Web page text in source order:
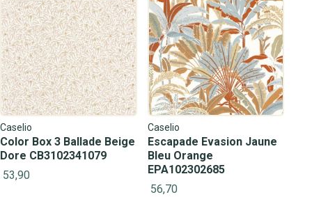
Caselio
Color Box 3 Ballade Beige
Dore CB3102341079
53,90
Caselio
Escapade Evasion Jaune
Bleu Orange
EPA102302685
56,70